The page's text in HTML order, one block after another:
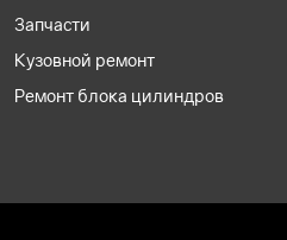
Запчасти
Кузовной ремонт
Ремонт блока цилиндров